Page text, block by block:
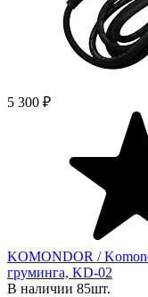
5 300 ₽
KOMONDOR /
груминга, KD-02
В наличии 85шт.